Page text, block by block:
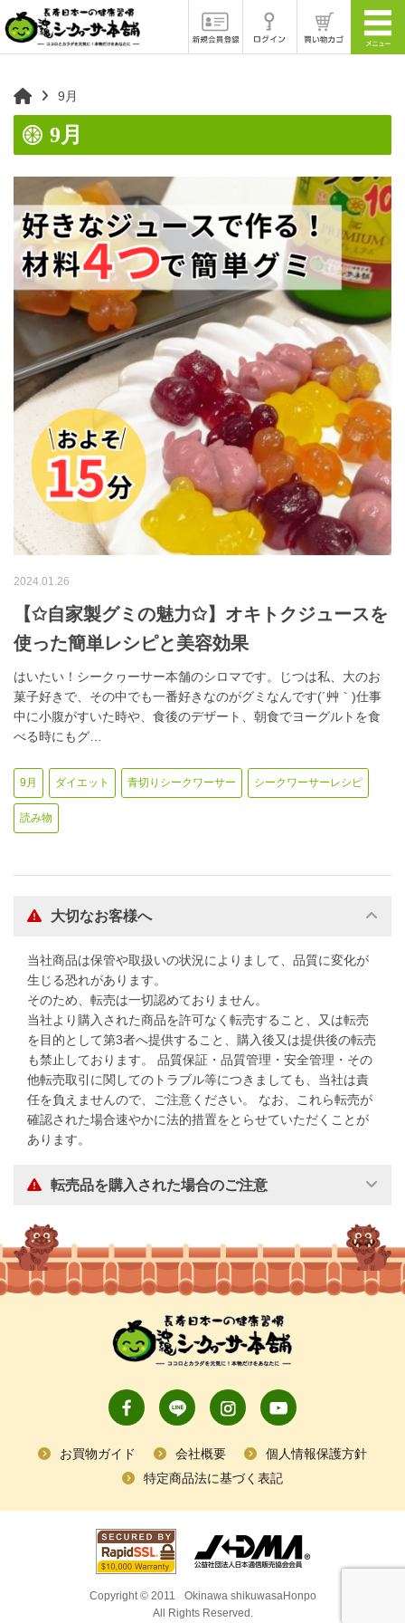
9月
9月
2024.01.26
【✩自家製グミの魅力✩】オキトクジュースを
使った簡単レシピと美容効果
はいたい！シークヮーサー本舗のシロマです。じつは私、大のお
菓子好きで、その中でも一番好きなのがグミなんです(´艸｀)仕事
中に小腹がすいた時や、食後のデザート、朝食でヨーグルトを食
べる時にもグ…
9月 ダイエット 青切りシークワーサー シークワーサーレシピ
読み物
大切なお客様へ
当社商品は保管や取扱いの状況によりまして、品質に変化が
生じる恐れがあります。
そのため、転売は一切認めておりません。
当社より購入された商品を許可なく転売すること、又は転売
を目的として第3者へ提供すること、購入後又は提供後の転売
も禁止しております。 品質保証・品質管理・安全管理・その
他転売取引に関してのトラブル等につきましても、当社は責
任を負えませんので、ご注意ください。 なお、これら転売が
確認された場合速やかに法的措置をとらせていただくことが
あります。
転売品を購入された場合のご注意
お買物ガイド 会社概要
個人情報保護方針
特定商品法に基づく表記
Copyright © 2011
Okinawa shikuwasaHonpo
All Rights Reserved.